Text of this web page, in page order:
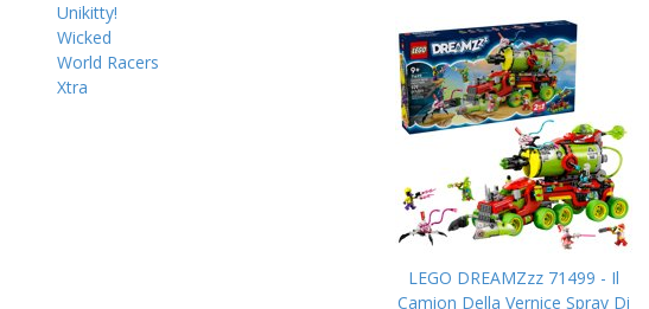
Unikitty!
Wicked
World Racers
Xtra
LEGO DREAMZzz 71499 - Il
Camion Della Vernice Spray Di